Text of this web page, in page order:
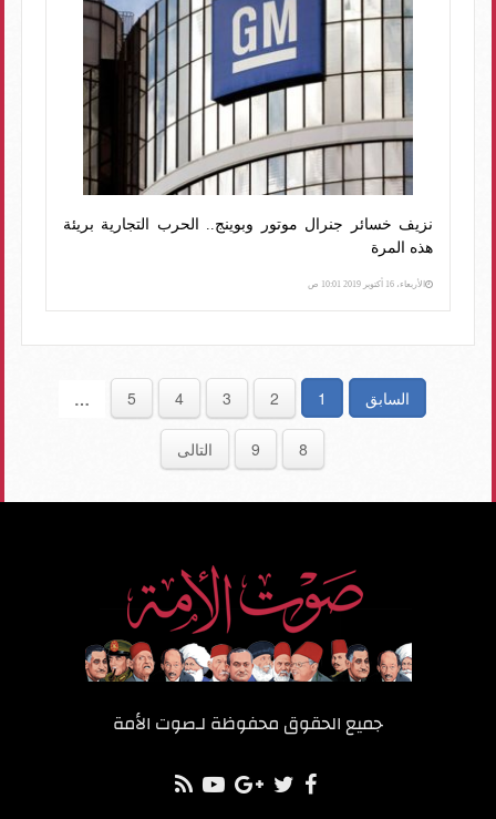
نزيف خسائر جنرال موتور وبوينج.. الحرب التجارية بريئة
هذه المرة
الأربعاء، 16 أكتوبر 2019 10:01 ص
السابق 1
2
3
4
5
…
8
9 التالى
جميع الحقوق محفوظة لـصوت الأمة